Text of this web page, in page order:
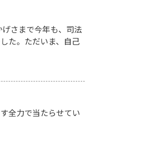
さまで今年も、司法
た。ただいま、自己
全力で当たらせてい